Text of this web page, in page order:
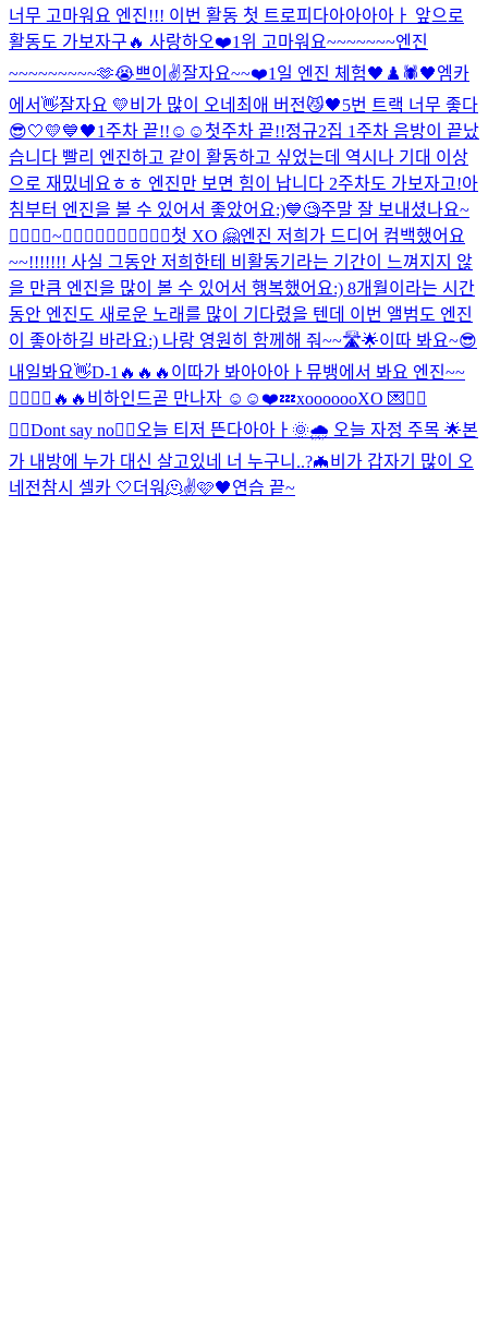
너무 고마워요 엔진!!! 이번 활동 첫 트로피다아아아아ㅏ 앞으로
활동도 가보자구🔥 사랑하오❤️1위 고마워요~~~~~~~엔진
~~~~~~~~~🫶😭쁘이✌️잘자요~~❤️1일 엔진 체험🖤♟️🕷🖤엠카
에서👋잘자요 💛비가 많이 오네 최애 버전😼🖤5번 트랙 너무 좋다
😎🤍💛💙🖤1주차 끝!!☺️☺️ 첫주차 끝!!정규2집 1주차 음방이 끝났
습니다 빨리 엔진하고 같이 활동하고 싶었는데 역시나 기대 이상
으로 재밌네요ㅎㅎ 엔진만 보면 힘이 납니다 2주차도 가보자고!아
침부터 엔진을 볼 수 있어서 좋았어요:)💙🧐주말 잘 보내셨나요~
🙅‍♂️🙆‍♂️~🙆‍♂️🙆‍♂️🙆‍♂️🙆‍♂️🙆‍♂️첫 XO 🤗엔진 저희가 드디어 컴백했어요
~~!!!!!!! 사실 그동안 저희한테 비활동기라는 기간이 느껴지지 않
을 만큼 엔진을 많이 볼 수 있어서 행복했어요:) 8개월이라는 시간
동안 엔진도 새로운 노래를 많이 기다렸을 텐데 이번 앨범도 엔진
이 좋아하길 바라요:) 나랑 영원히 함께해 줘~~🛣🌟이따 봐요~😎
내일봐요👋D-1🔥🔥🔥 이따가 봐아아아ㅏ 뮤뱅에서 봐요 엔진~~
🙋‍♂️🙋‍♂️ 🔥🔥 비하인드곧 만나자 ☺️☺️❤️💤xooooooXO 💌 🙅‍♂️
🙆‍♂️Dont say no🙂‍↔️ 오늘 티저 뜬다아아ㅏ 🌞🌧 오늘 자정 주목 🌟본
가 내방에 누가 대신 살고있네 너 누구니..?🦇비가 갑자기 많이 오
네 전참시 셀카 🤍더워🫠✌️🩷🖤연습 끝~